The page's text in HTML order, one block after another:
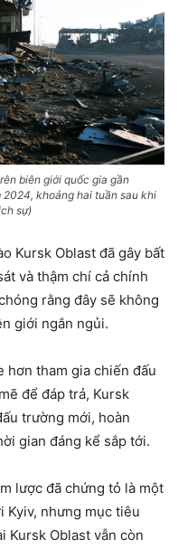
biên giới quốc gia gần
2024, khoảng hai tuần sau khi
sự)
Kursk Oblast đã gây bất
và thậm chí cả chính
rằng đây sẽ không
giới ngắn ngủi.
hơn tham gia chiến đấu
để đáp trả, Kursk
trường mới, hoàn
gian đáng kể sắp tới.
lược đã chứng tỏ là một
Kyiv, nhưng mục tiêu
Kursk Oblast vẫn còn